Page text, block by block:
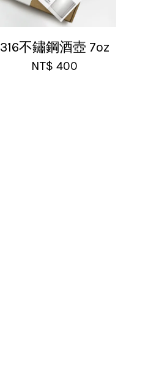
316不鏽鋼酒壺 7oz
NT$ 400